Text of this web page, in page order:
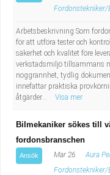
Fordonstekniker/
Arbetsbeskrivning Som
för att utföra tester och
säkerhet och kvalitet före
verkstadsmiljö tillsammans
noggrannhet, tydlig
innefattar praktiska
åtgärder...
Visa mer
Bilmekaniker sökes till
fordonsbranschen
Ansök Mar 26
Aura
Fordonstekniker/